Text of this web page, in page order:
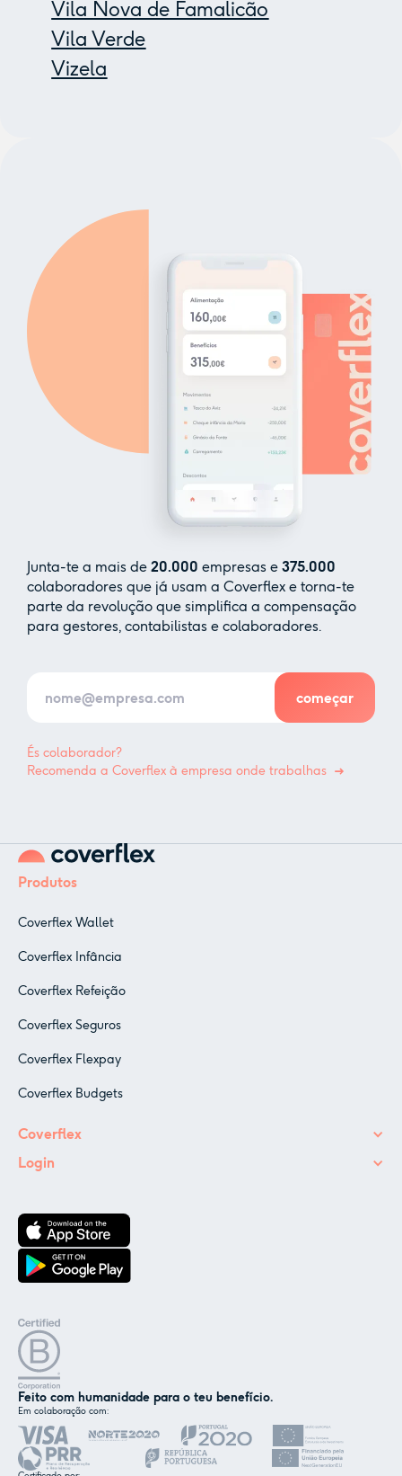
Vila Nova de Famalicão
Vila Verde
Vizela
Junta-te a mais de 20.000 empresas e 375.000
colaboradores que já usam a Coverflex e torna-te
parte da revolução que simplifica a compensação
para gestores, contabilistas e colaboradores.
És colaborador?
Recomenda a Coverflex à empresa onde trabalhas
Produtos
Coverflex Wallet
Coverflex Infância
Coverflex Refeição
Coverflex Seguros
Coverflex Flexpay
Coverflex Budgets
Coverflex
Login
Feito com humanidade para o teu benefício.
Em colaboração com:
Nós e os nossos parceiros usamos cookies ou
tecnologias semelhantes, conforme